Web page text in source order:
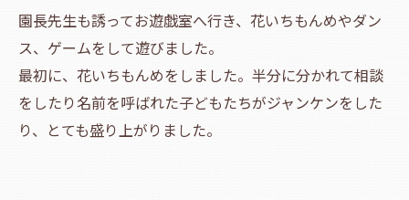
園長先生も誘ってお遊戯室へ行き、花いちもんめやダン
ス、ゲームをして遊びました。
最初に、花いちもんめをしました。半分に分かれて相談
をしたり名前を呼ばれた子どもたちがジャンケンをした
り、とても盛り上がりました。